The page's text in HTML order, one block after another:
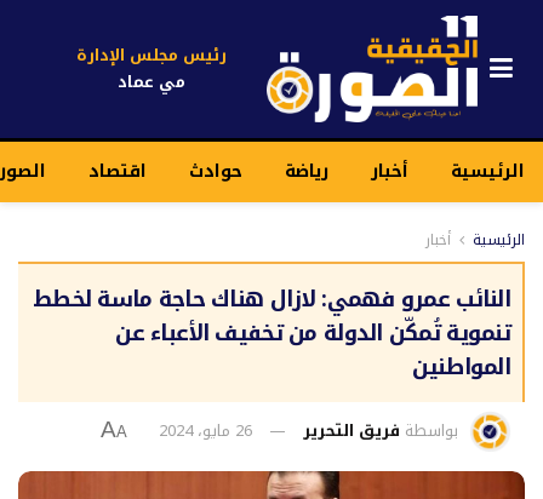
رئيس مجلس الإدارة
مي عماد
الرئيسية أخبار رياضة حوادث اقتصاد
الرئيسية أخبار
النائب عمرو فهمي: لازال هناك حاجة ماسة لخطط
تنموية تُمكّن الدولة من تخفيف الأعباء عن
المواطنين
بواسطة فريق التحرير 26 مايو، 2024 A
A